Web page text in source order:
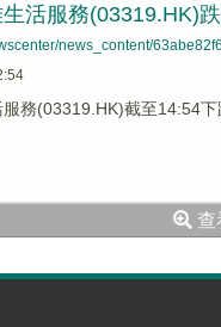
生活服務(03319.HK)
news_content/
服務(03319.HK)截至14:54
查